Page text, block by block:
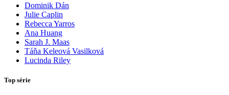
Dominik Dán
Julie Caplin
Rebecca Yarros
Ana Huang
Sarah J. Maas
Táňa Keleová Vasilková
Lucinda Riley
Top série